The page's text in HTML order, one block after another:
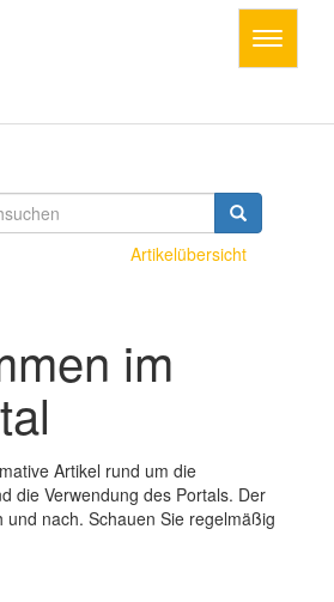
Toggle
Artikelübersicht
im
Artikel rund um die
die Verwendung des Portals. Der
und nach. Schauen Sie regelmäßig